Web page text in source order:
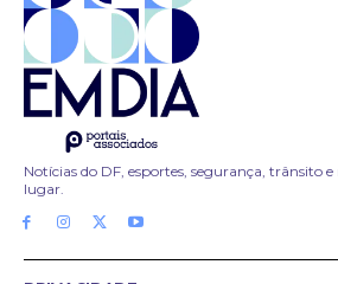
Notícias do DF, esportes, segurança, trânsito
lugar.